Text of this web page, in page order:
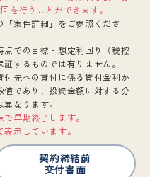
を行うことができます。
案件詳細」をご参照くださ
点での目標・想定利回り（税控
するものでは有りません。
付先への貸付に係る貸付金利か
値であり、投資金額に対する分
なります。
早期終了します。
示しています。
契約締結前
交付書面